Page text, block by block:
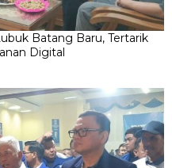
Batang Baru, Tertarik
Digital